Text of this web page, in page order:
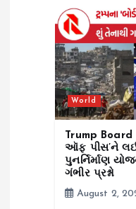
World
Trump Board
ઑફ પીસ’ને
પુનર્નિર્માણ
ગંભીર પ્રશ્નો
August 2,